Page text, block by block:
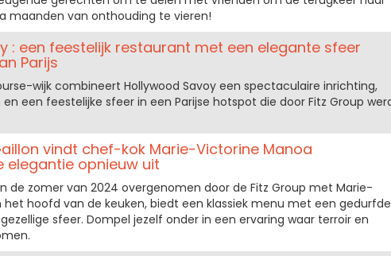
maanden van onthouding te vieren!
: een feestelijk restaurant met een elegante sfeer
Parijs
wijk combineert Hollywood Savoy een spectaculaire inrichting,
een feestelijke sfeer in een Parijse hotspot die door Fitz Group
vindt chef-kok Marie-Victorine Manoa
elegantie opnieuw uit
de zomer van 2024 overgenomen door de Fitz Group met Marie-
het hoofd van de keuken, biedt een klassiek menu met een gedurfde
sfeer. Dompel jezelf onder in een ervaring waar terroir en